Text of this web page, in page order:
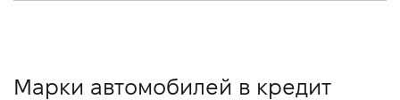
Марки автомобилей в кредит